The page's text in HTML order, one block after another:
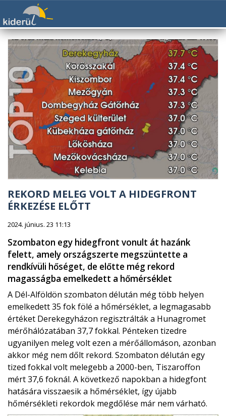
REKORD MELEG VOLT A HIDEGFRONT
ÉRKEZÉSE ELŐTT
2024. június. 23 11:13
Szombaton egy hidegfront vonult át hazánk
felett, amely országszerte megszüntette a
rendkívüli hőséget, de előtte még rekord
magasságba emelkedett a hőmérséklet
A Dél-Alföldön szombaton délután még több helyen
emelkedett 35 fok fölé a hőmérséklet, a legmagasabb
értéket Derekegyházon regisztrálták a Hunagromet
mérőhálózatában 37,7 fokkal. Pénteken tizedre
ugyanilyen meleg volt ezen a mérőállomáson, azonban
akkor még nem dőlt rekord. Szombaton délután egy
tized fokkal volt melegebb a 2000-ben, Tiszaroffon
mért 37,6 foknál. A következő napokban a hidegfont
hatására visszaesik a hőmérséklet, így újabb
hőmérsékleti rekordok megdőlése már nem várható.